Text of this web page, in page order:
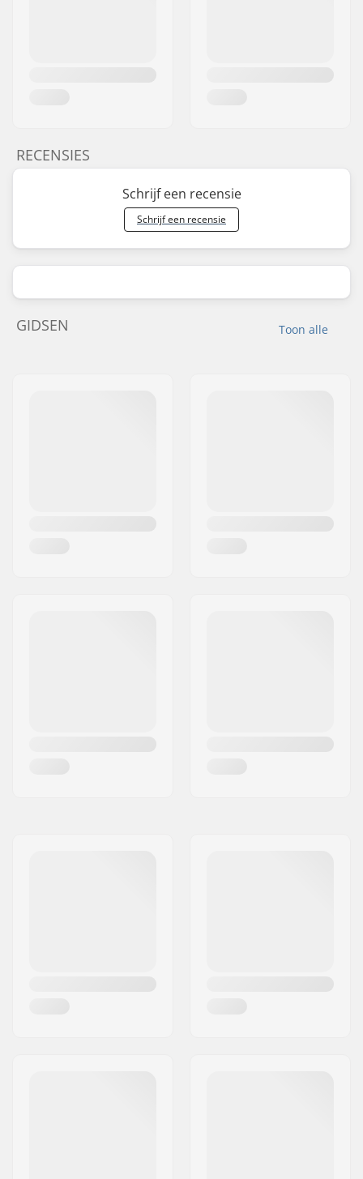
RECENSIES
Schrijf een recensie
Schrijf een recensie
Toon alle
GIDSEN